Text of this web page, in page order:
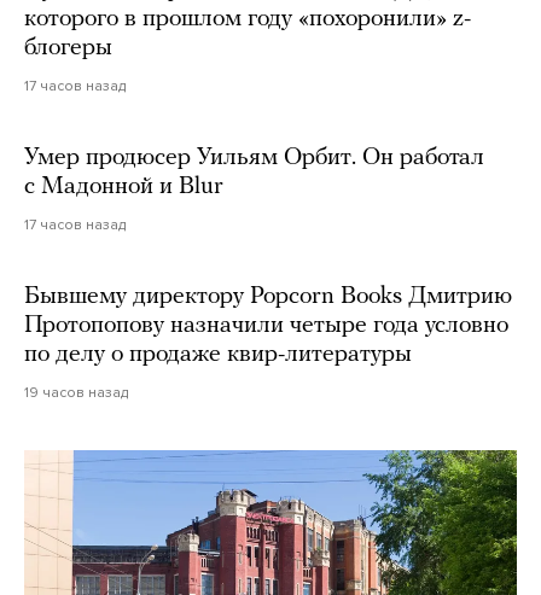
которого в прошлом году «похоронили» z-
блогеры
17 часов назад
Умер продюсер Уильям Орбит. Он работал
с Мадонной и Blur
17 часов назад
Бывшему директору Popcorn Books Дмитрию
Протопопову назначили четыре года условно
по делу о продаже квир-литературы
19 часов назад